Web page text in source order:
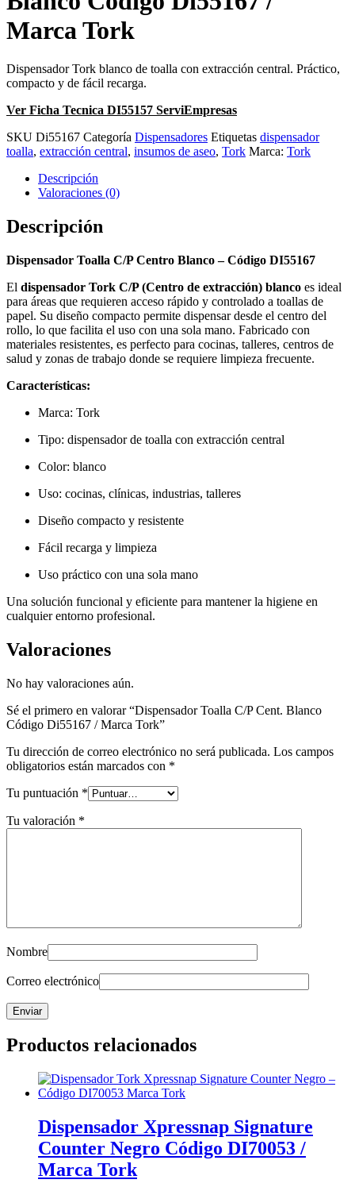
Marca Tork
Dispensador Tork blanco de toalla con extracción central. Práctico,
compacto y de fácil recarga.
Ver Ficha Tecnica DI55157 ServiEmpresas
SKU Di55167 Categoría Dispensadores Etiquetas dispensador
toalla, extracción central, insumos de aseo, Tork Marca: Tork
Descripción
Valoraciones (0)
Descripción
Dispensador Toalla C/P Centro Blanco – Código DI55167
El dispensador Tork C/P (Centro de extracción) blanco es ideal
para áreas que requieren acceso rápido y controlado a toallas de
papel. Su diseño compacto permite dispensar desde el centro del
rollo, lo que facilita el uso con una sola mano. Fabricado con
materiales resistentes, es perfecto para cocinas, talleres, centros de
salud y zonas de trabajo donde se requiere limpieza frecuente.
Características:
Marca: Tork
Tipo: dispensador de toalla con extracción central
Color: blanco
Uso: cocinas, clínicas, industrias, talleres
Diseño compacto y resistente
Fácil recarga y limpieza
Uso práctico con una sola mano
Una solución funcional y eficiente para mantener la higiene en
cualquier entorno profesional.
Valoraciones
No hay valoraciones aún.
Sé el primero en valorar “Dispensador Toalla C/P Cent. Blanco
Código Di55167 / Marca Tork”
Tu dirección de correo electrónico no será publicada. Los campos
obligatorios están marcados con *
Tu puntuación *
Tu valoración *
Nombre
Correo electrónico
Productos relacionados
Dispensador Xpressnap Signature
Counter Negro Código DI70053 /
Marca Tork